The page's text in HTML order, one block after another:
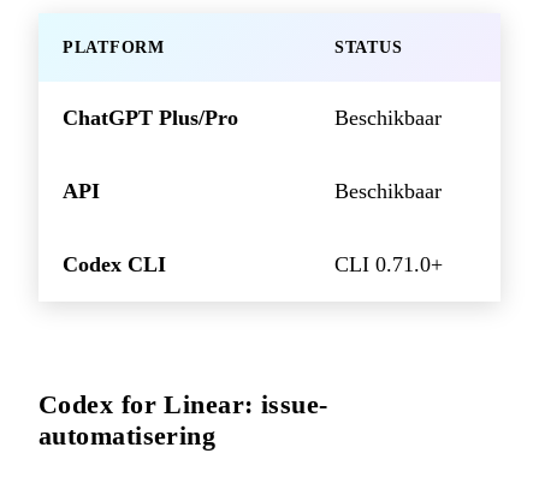
PLATFORM STATUS
ChatGPT Plus/Pro Beschikbaar
API Beschikbaar
Codex CLI CLI 0.71.0+
Codex for Linear: issue-
automatisering